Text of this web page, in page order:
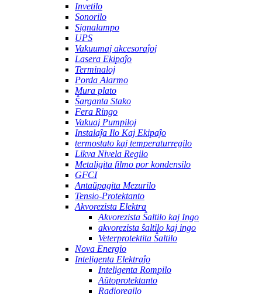
Invetilo
Sonorilo
Signalampo
UPS
Vakuumaj akcesoraĵoj
Lasera Ekipaĵo
Terminaloj
Porda Alarmo
Mura plato
Ŝarganta Stako
Fera Ringo
Vakuaj Pumpiloj
Instalaĵa Ilo Kaj Ekipaĵo
termostato kaj temperaturregilo
Likva Nivela Regilo
Metaligita filmo por kondensilo
GFCI
Antaŭpagita Mezurilo
Tensio-Protektanto
Akvorezista Elektra
Akvorezista Ŝaltilo kaj Ingo
akvorezista ŝaltilo kaj ingo
Veterprotektita Ŝaltilo
Nova Energio
Inteligenta Elektraĵo
Inteligenta Rompilo
Aŭtoprotektanto
Radioregilo